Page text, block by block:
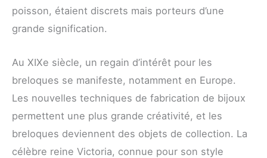
poisson, étaient discrets mais porteurs d’une
grande signification.
Au XIXe siècle, un regain d’intérêt pour les
breloques se manifeste, notamment en Europe.
Les nouvelles techniques de fabrication de bijoux
permettent une plus grande créativité, et les
breloques deviennent des objets de collection. La
célèbre reine Victoria, connue pour son style